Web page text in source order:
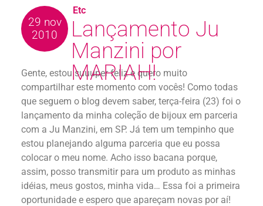
29 nov
2010
Lançamento Ju
Manzini por
MARIAH!
Gente, estou suuuper feliz e quero muito
compartilhar este momento com vocês! Como todas
que seguem o blog devem saber, terça-feira (23) foi o
lançamento da minha coleção de bijoux em parceria
com a Ju Manzini, em SP. Já tem um tempinho que
estou planejando alguma parceria que eu possa
colocar o meu nome. Acho isso bacana porque,
assim, posso transmitir para um produto as minhas
idéias, meus gostos, minha vida… Essa foi a primeira
oportunidade e espero que apareçam novas por aí!
Etc